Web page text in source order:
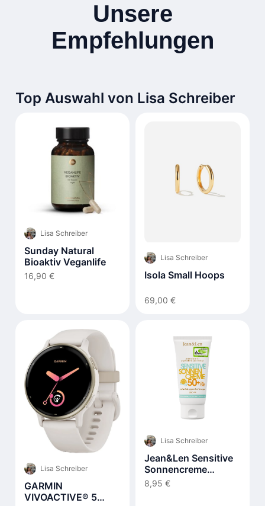
Unsere
Empfehlungen
Top Auswahl von Lisa Schreiber
Lisa Schreiber
Sunday Natural
Bioaktiv Veganlife
16,90 €
Lisa Schreiber
Isola Small Hoops
69,00 €
Lisa Schreiber
GARMIN
VIVOACTIVE® 5
Lisa Schreiber
Jean&Len Sensitive
Sonnencreme
Gesicht LSF 50+
8,95 €